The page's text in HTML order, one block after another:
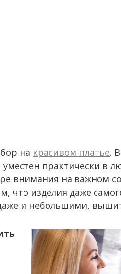
на красивом платье.
практически в
внимания на важном
что изделия даже
и небольшими,